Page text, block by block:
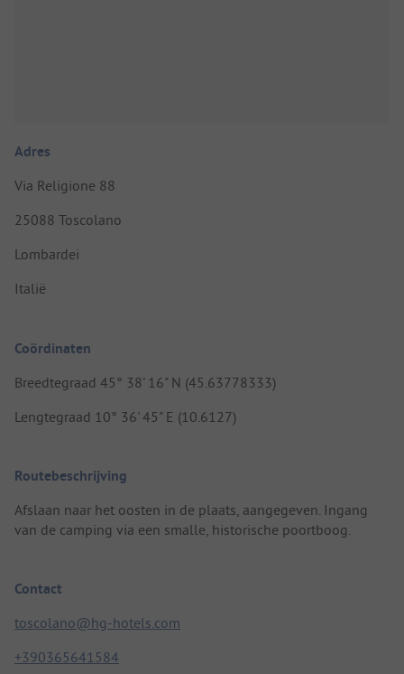
Adres
Via Religione 88
25088 Toscolano
Lombardei
Italië
Coördinaten
Breedtegraad 45° 38' 16" N (45.63778333)
Lengtegraad 10° 36' 45" E (10.6127)
Routebeschrijving
Afslaan naar het oosten in de plaats, aangegeven. Ingang
van de camping via een smalle, historische poortboog.
Contact
toscolano@hg-hotels.com
+390365641584